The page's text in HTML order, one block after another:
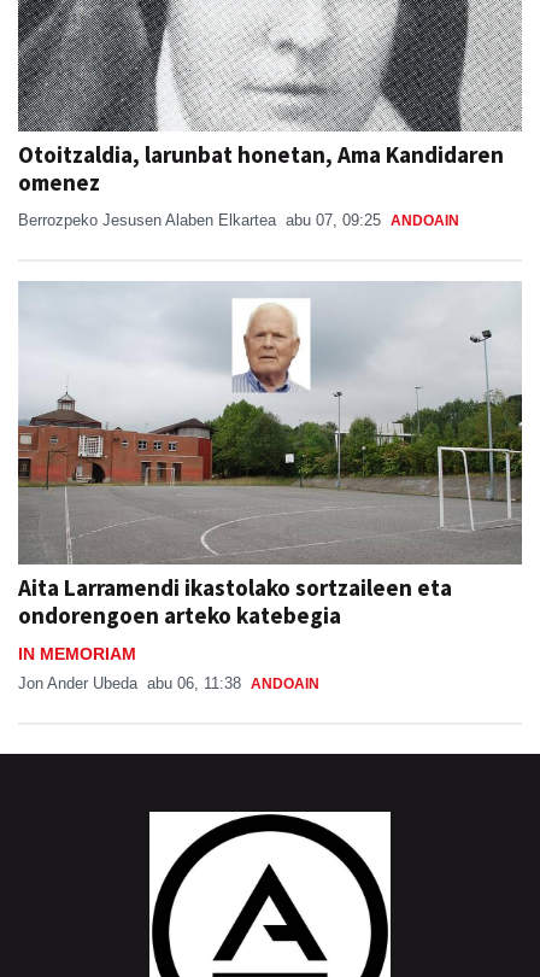
Otoitzaldia, larunbat honetan, Ama Kandidaren
omenez
Berrozpeko Jesusen Alaben Elkartea abu 07, 09:25 ANDOAIN
Aita Larramendi ikastolako sortzaileen eta
ondorengoen arteko katebegia
IN MEMORIAM
Jon Ander Ubeda abu 06, 11:38 ANDOAIN